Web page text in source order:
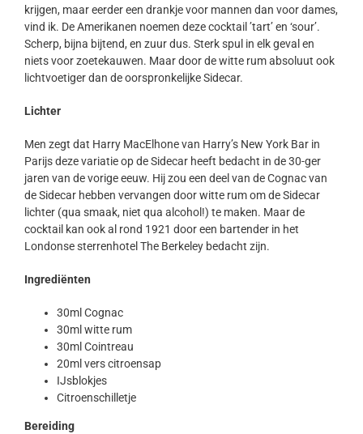
krijgen, maar eerder een drankje voor mannen dan voor dames,
vind ik. De Amerikanen noemen deze cocktail ’tart’ en ‘sour’.
Scherp, bijna bijtend, en zuur dus. Sterk spul in elk geval en
niets voor zoetekauwen. Maar door de witte rum absoluut ook
lichtvoetiger dan de oorspronkelijke Sidecar.
Lichter
Men zegt dat Harry MacElhone van Harry’s New York Bar in
Parijs deze variatie op de Sidecar heeft bedacht in de 30-ger
jaren van de vorige eeuw. Hij zou een deel van de Cognac van
de Sidecar hebben vervangen door witte rum om de Sidecar
lichter (qua smaak, niet qua alcohol!) te maken. Maar de
cocktail kan ook al rond 1921 door een bartender in het
Londonse sterrenhotel The Berkeley bedacht zijn.
Ingrediënten
30ml Cognac
30ml witte rum
30ml Cointreau
20ml vers citroensap
IJsblokjes
Citroenschilletje
Bereiding